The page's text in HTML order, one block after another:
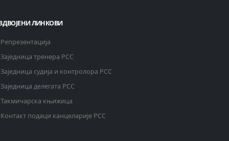
ЛИНКОВИ
Репрезентација
Заједница тренера РСС
Заједница судија и контролора РСС
Заједница делегата РСС
Такмичарска књижица
Контакт подаци канцеларије РСС